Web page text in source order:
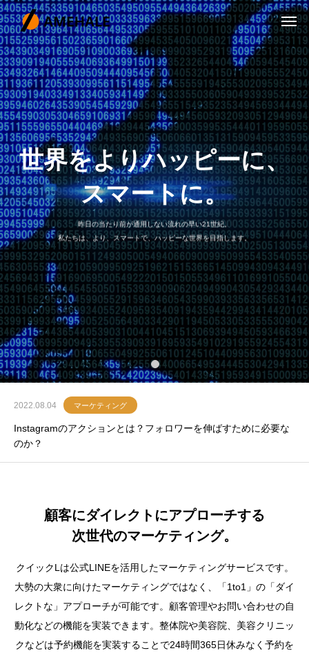
世界をよりハッピーに、
スマートに。
昨日の当たり前が通用しない流れの早い21世紀。
私たちは、より、スマートで、ハッピーな世界を目指します。
2022.08.04 マーケティング
Instagramのアクションとは？フォロワーを伸ばすために必要な
のか？
顧客にダイレクトにアプローチする
次世代のマーケティング。
クイックLは公式LINEを活用したマーケティングサービスです。
大勢の大衆に向けたマーケティングではなく、「1to1」の「ダイ
レクトな」アプローチが可能です。顧客管理やお問い合わせの自
動化などの機能を実装できます。整体院や美容院、美容クリニッ
クなどは予約機能を実装することで24時間365日休みなく予約を